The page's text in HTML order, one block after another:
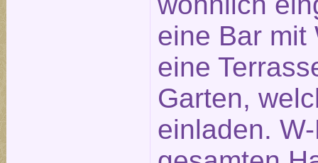
eine Bar mit
eine
Garten,
einladen.